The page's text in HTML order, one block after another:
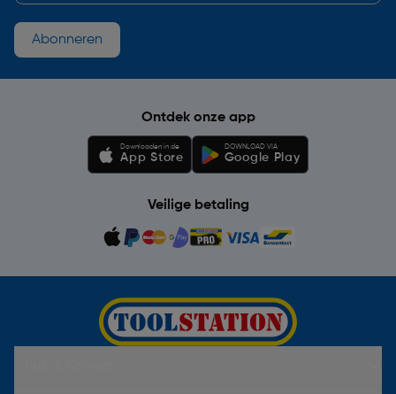
Abonneren
Ontdek onze app
Downloaden in de
App Store
DOWNLOAD VIA
Google Play
Veilige betaling